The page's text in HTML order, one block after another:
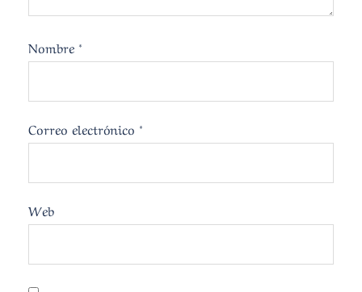
Nombre *
Correo electrónico *
Web